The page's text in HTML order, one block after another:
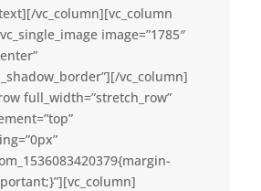
vc_column][vc_column
image=”1785″
vc_column]
full_width=”stretch_row”